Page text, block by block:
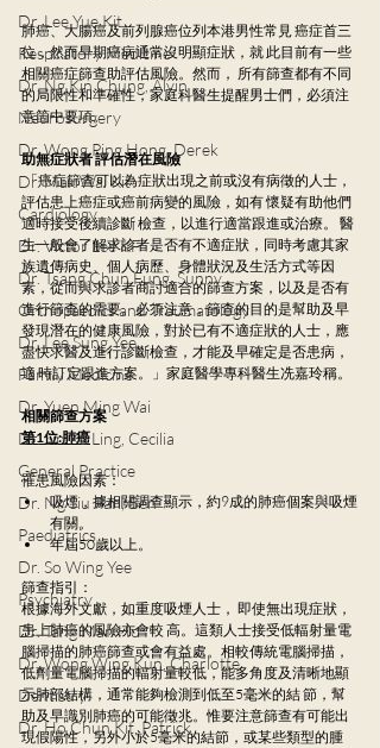
Dr. Lee Yue Kit
Respiratory Medicine
Dr. Ng Kin Chung, Alvin
Neurosurgery
Dr. Wong Ping Hong, Derek
Dr. Mak Wai Kit
Cardiology
Dr. Victor Lee KF
Dr. Tsang Chun Fung, Sunny
Orthopaedics and Traumatology
Dr. Lee Sung Yee
Family Medicine
Dr. Yuen Ming Wai
Dr. Sin Ka Ling, Cecilia
General Practice
Dr. Ng Siu Pan, Ben
Paediatrics
Dr. So Wing Yee
Psychiatry
Dr. Tang Man Ho
Dr. Wong Wing Kun, Charlotte
Dentistry
Dr. Ho Chun Kit, Patrick
肺癌、大腸癌及前列腺癌位列本港男性常見 癌症首三
位，然而早期癌病通常沒明顯症狀，就 此目前有一些
相關癌症篩查助評估風險。然而， 所有篩查都有不同
的局限性和準確性，家庭科醫生提醒男士們，必須注
意箇中要項。
助無症狀者 評估潛在風險
「癌症篩查可以為症狀出現之前或沒有病徵的人士，
評估患上癌症或癌前病變的風險，如有 懷疑有助他們
適時接受後續診斷 檢查，以進行適當跟進或治療。 醫
生一般會了解求診者是否有不適症狀，同時考慮其家
族遺傳病史、個人病歷、身體狀況及生活方式等因
素，從而與求診者商討適合的篩查方案，以及是否有
進行篩查的需要。必須注意，篩查的目的是幫助及早
發現潛在的健康風險，對於已有不適症狀的人士，應
盡快求醫及進行診斷檢查，才能及早確定是否患病，
適 時訂定跟進方案。」家庭醫學專科醫生冼嘉玲稱。
相關篩查方案
第1位:肺癌
罹患風險因素：
吸煙，據相關調查顯示，約9成的肺癌個案與吸煙
有關。
年屆50歲以上。
篩查指引：
根據海外文獻，如重度吸煙人士， 即使無出現症狀，
患上肺癌的風險亦會較 高。這類人士接受低輻射量電
腦掃描的肺癌篩查或會有益處。相較傳統電腦掃描，
低劑量電腦掃描的輻射量較低，能多角度及清晰地顯
示肺部結構，通常能夠檢測到低至5毫米的結 節，幫
助及早識別肺癌的可能徵兆。惟要注意篩查有可能出
現假陽性，另外小於5毫米的結節，或某些類型的腫